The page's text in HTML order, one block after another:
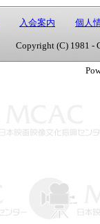
入会案内 個人
Copyright (C) 1981 -